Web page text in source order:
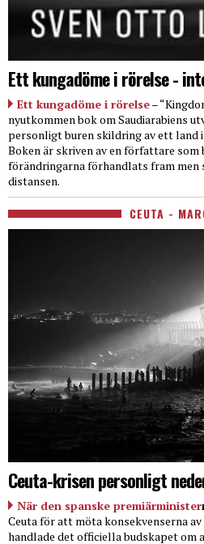
Ett kungadöme i rörelse -
Ett kungadöme i rörelse–
nyutkommen bok om Saudiarabiens
personligt buren skildring av ett land
Boken är skriven av en författare
förändringarna förhandlats fram
distansen.
CEUTA -
Ceuta-krisen personligt
När den spanske premiärminister
Ceuta för att möta konsekvenserna
handlade det officiella budskapet om